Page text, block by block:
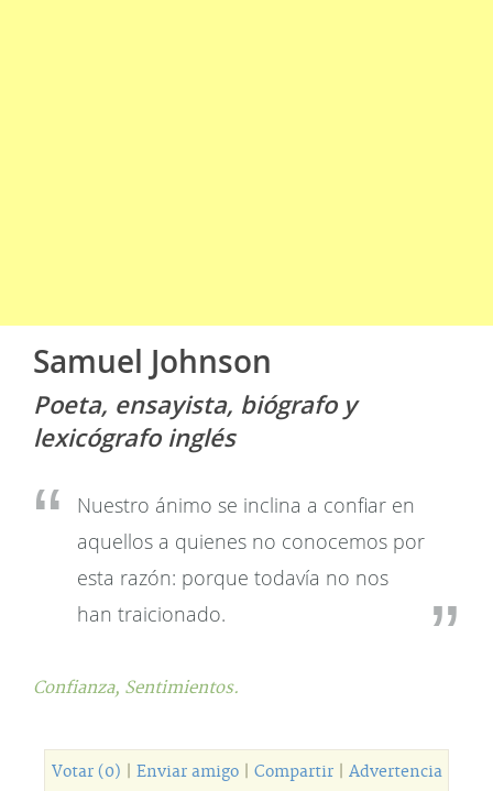
Samuel Johnson
Poeta, ensayista, biógrafo y
lexicógrafo inglés
Nuestro ánimo se inclina a confiar en
aquellos a quienes no conocemos por
esta razón: porque todavía no nos
han traicionado.
Confianza, Sentimientos.
Votar (0) Enviar amigo| Compartir| Advertencia